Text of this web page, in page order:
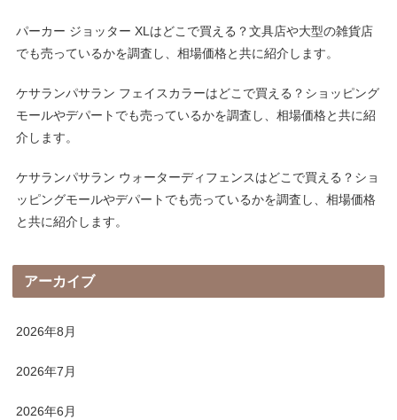
パーカー ジョッター XLはどこで買える？文具店や大型の雑貨店
でも売っているかを調査し、相場価格と共に紹介します。
ケサランパサラン フェイスカラーはどこで買える？ショッピング
モールやデパートでも売っているかを調査し、相場価格と共に紹
介します。
ケサランパサラン ウォーターディフェンスはどこで買える？ショ
ッピングモールやデパートでも売っているかを調査し、相場価格
と共に紹介します。
アーカイブ
2026年8月
2026年7月
2026年6月